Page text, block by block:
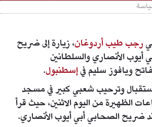
رجب طيب أردوغان، زيارة إلى ضريح
الأنصاري والسلطانين
ويافوز سليم فيإسطنبول.
وترحيب شعبي كبير في مسجد
الظهيرة من اليوم الاثنين، حيث قرأ
ضريح الصحابي أبي أيوب الأنصاري.